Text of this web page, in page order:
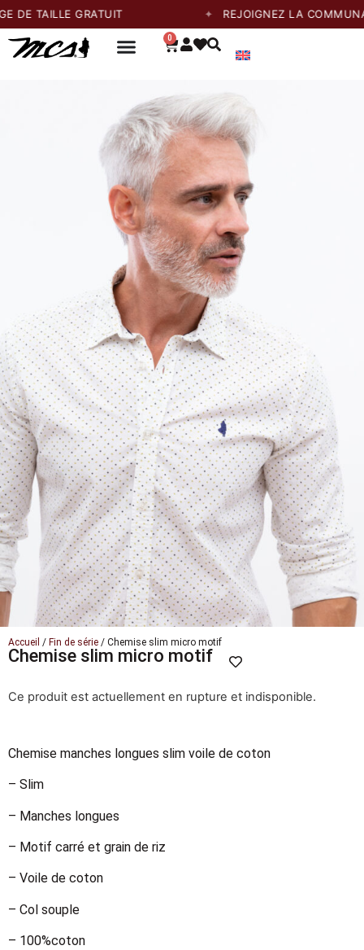
GRATUIT REJOIGNEZ LA COMMUNAUTÉ
0
Accueil / Fin de série / Chemise slim micro motif
Chemise slim micro motif
Ce produit est actuellement en rupture et indisponible.
Chemise manches longues slim voile de coton
– Slim
– Manches longues
– Motif carré et grain de riz
– Voile de coton
– Col souple
– 100%coton